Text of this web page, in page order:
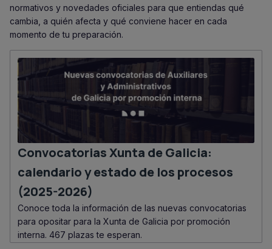
normativos y novedades oficiales para que entiendas qué
cambia, a quién afecta y qué conviene hacer en cada
momento de tu preparación.
Convocatorias Xunta de Galicia:
calendario y estado de los procesos
(2025-2026)
Conoce toda la información de las nuevas convocatorias
para opositar para la Xunta de Galicia por promoción
interna. 467 plazas te esperan.